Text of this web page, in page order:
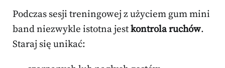
Podczas sesji treningowej z użyciem gum mini
band niezwykle istotna jestkontrola ruchów.
Staraj się unikać: